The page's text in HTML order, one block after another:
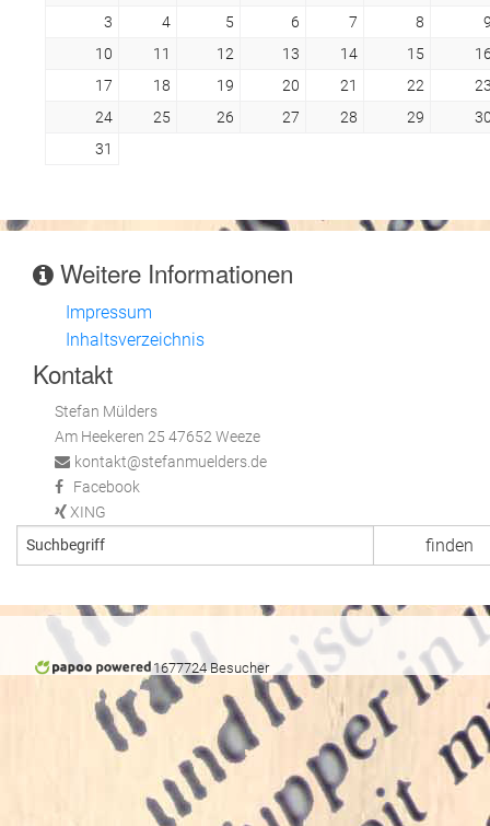
3
4 5 6 7 8
10
11 12 13 14 15
17
18 19 20 21 22
24
25 26 27 28 29
31
Weitere Informationen
Impressum
Inhaltsverzeichnis
Kontakt
Stefan Mülders
Am Heekeren 25 47652 Weeze
kontakt@stefanmuelders.de
Facebook
XING
1677724 Besucher